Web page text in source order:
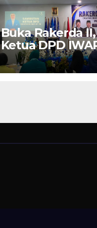
Buka Rakerda II,
Ketua DPD
Maluku Nita Bin
Umar: